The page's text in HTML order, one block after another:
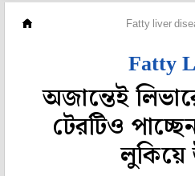
Fatty liver
Fatty
অজান্তেই
টেরটিও
লুকিয়ে